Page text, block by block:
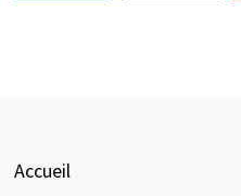
Accueil